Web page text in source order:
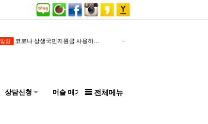
알림 코로나 상생국민지원금 사용하세요! -
상담신청 머슬 매거진 전체메뉴